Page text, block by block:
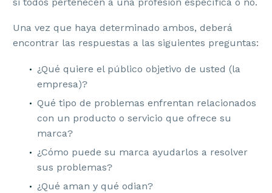
Una vez que haya determinado ambos, deberá
encontrar las respuestas a las siguientes preguntas:
¿Qué quiere el público objetivo de usted (la
empresa)?
Qué tipo de problemas enfrentan relacionados
con un producto o servicio que ofrece su
marca?
¿Cómo puede su marca ayudarlos a resolver
sus problemas?
¿Qué aman y qué odian?